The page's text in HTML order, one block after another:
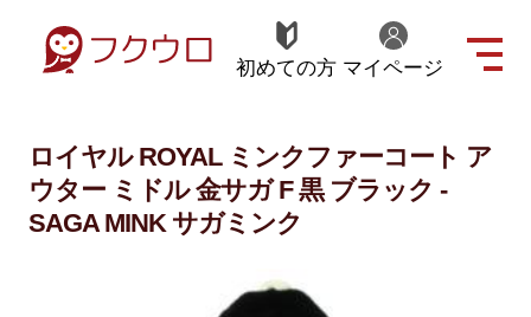
初めての方 マイページ
ロイヤル ROYAL ミンクファーコート ア
ウター ミドル 金サガ F 黒 ブラック -
SAGA MINK サガミンク